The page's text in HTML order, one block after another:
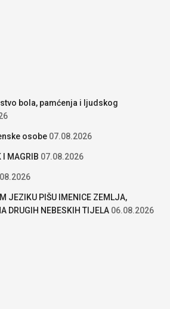
bola, pamćenja i ljudskog
osobe 07.08.2026
I MAGRIB 07.08.2026
JEZIKU PIŠU IMENICE ZEMLJA,
DRUGIH NEBESKIH TIJELA 06.08.2026